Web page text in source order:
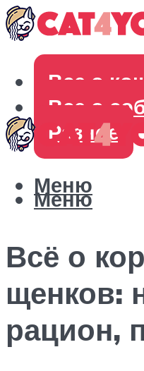
Все о
Все о
Разное
Меню
Меню
Всё о
щенков:
рацион,